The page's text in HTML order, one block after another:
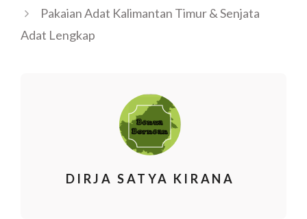
Pakaian Adat Kalimantan Timur & Senjata
Adat Lengkap
DIRJA SATYA KIRANA